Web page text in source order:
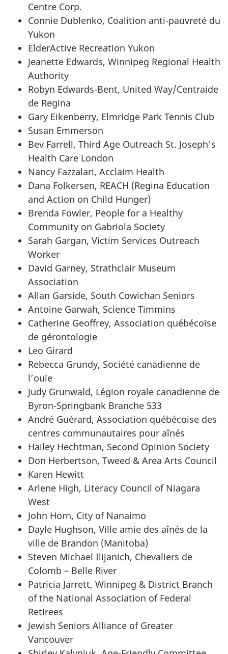
Centre Corp.
Connie Dublenko, Coalition anti-pauvreté du
Yukon
ElderActive Recreation Yukon
Jeanette Edwards, Winnipeg Regional Health
Authority
Robyn Edwards-Bent, United Way/Centraide
de Regina
Gary Eikenberry, Elmridge Park Tennis Club
Susan Emmerson
Bev Farrell, Third Age Outreach St. Joseph's
Health Care London
Nancy Fazzalari, Acclaim Health
Dana Folkersen, REACH (Regina Education
and Action on Child Hunger)
Brenda Fowler, People for a Healthy
Community on Gabriola Society
Sarah Gargan, Victim Services Outreach
Worker
David Garney, Strathclair Museum
Association
Allan Garside, South Cowichan Seniors
Antoine Garwah, Science Timmins
Catherine Geoffrey, Association québécoise
de gérontologie
Leo Girard
Rebecca Grundy, Société canadienne de
l’ouïe
Judy Grunwald, Légion royale canadienne de
Byron-Springbank Branche 533
André Guérard, Association québécoise des
centres communautaires pour aînés
Hailey Hechtman, Second Opinion Society
Don Herbertson, Tweed & Area Arts Council
Karen Hewitt
Arlene High, Literacy Council of Niagara
West
John Horn, City of Nanaimo
Dayle Hughson, Ville amie des aînés de la
ville de Brandon (Manitoba)
Steven Michael Ilijanich, Chevaliers de
Colomb – Belle River
Patricia Jarrett, Winnipeg & District Branch
of the National Association of Federal
Retirees
Jewish Seniors Alliance of Greater
Vancouver